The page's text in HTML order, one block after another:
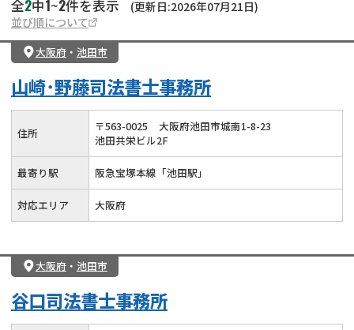
全2中1~2件を表示
(更新日:2026年07月21日)
並び順について
大阪府・ 池田市
山崎･野藤司法書士事務所
住所 〒563-0025
大阪府池田市城南1-8-23
池田共栄ビル2F
最寄り駅 阪急宝塚本線「池田駅」
対応エリア 大阪府
大阪府・ 池田市
谷口司法書士事務所